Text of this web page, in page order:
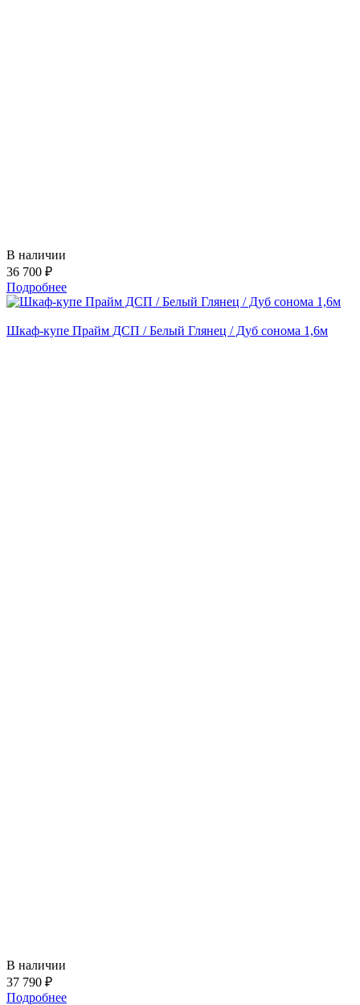
В наличии
36 700 ₽
Подробнее
Шкаф-купе Прайм ДСП / Белый Глянец / Дуб сонома 1,6м
В наличии
37 790 ₽
Подробнее